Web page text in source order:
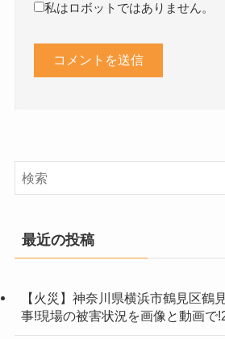
私はロボットではありません。
最近の投稿
【火災】神奈川県横浜市鶴見区鶴
事!現場の被害状況を画像と動画で